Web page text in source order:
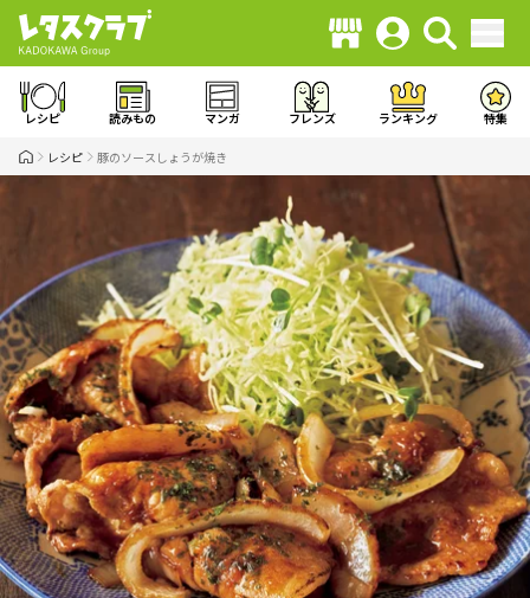
レシピ 読みもの マンガ フレンズ ランキング 特集
レシピ 豚のソースしょうが焼き